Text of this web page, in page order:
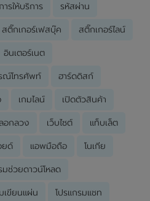
ารให้บริการ รหัสผ่าน
สติ๊กเกอร์เฟสบุ๊ค สติ๊กเกอร์ไลน์
อินเตอร์เนต
ณ์โทรศัพท์ ฮาร์ดดิสก์
เกมไลน์ เปิดตัวสินค้า
อกลวง เว็บไซต์ แท็บเล็ต
ยด์ แอพมือถือ โนเกีย
มช่วยดาวน์โหลด
เขียนแผ่น โปรแกรมแชท